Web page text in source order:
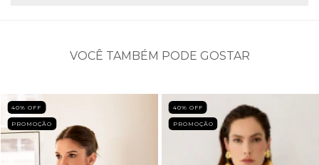
VOCÊ TAMBÉM PODE GOSTAR
40% OFF
PROMOÇÃO
40% OFF
PROMOÇÃO